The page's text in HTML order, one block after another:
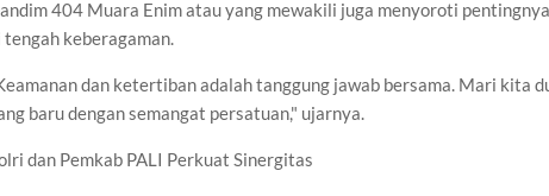
404 Muara Enim atau yang mewakili juga menyoroti
tengah keberagaman.
dan ketertiban adalah tanggung jawab bersama. Mari kita
baru dengan semangat persatuan," ujarnya.
dan Pemkab PALI Perkuat Sinergitas